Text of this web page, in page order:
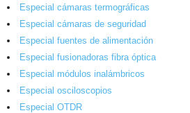
Especial cámaras termográficas
Especial cámaras de seguridad
Especial fuentes de alimentación
Especial fusionadoras fibra óptica
Especial módulos inalámbricos
Especial osciloscopios
Especial OTDR